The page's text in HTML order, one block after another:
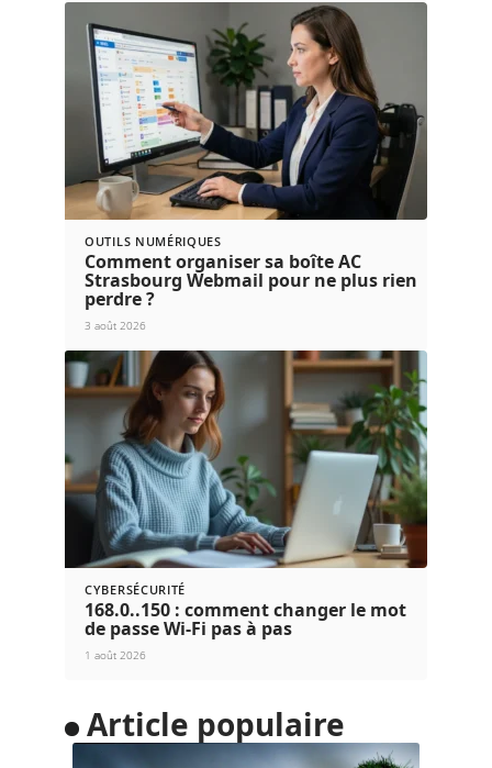
OUTILS NUMÉRIQUES
Comment organiser sa boîte AC
Strasbourg Webmail pour ne plus rien
perdre ?
3 août 2026
CYBERSÉCURITÉ
168.0..150 : comment changer le mot
de passe Wi-Fi pas à pas
1 août 2026
Article populaire